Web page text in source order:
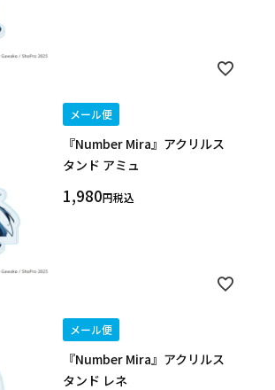
メール便
『Number Mira』アクリルス
タンド アミュ
1,980 税込
メール便
『Number Mira』アクリルス
タンド レネ